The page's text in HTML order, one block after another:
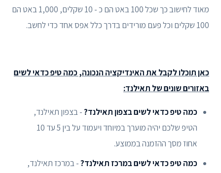
מאוד לחישוב כך שכל 100 באט הם כ - 10 שקלים, 1,000 באט הם
100 שקלים וכל פעם מורידים בדרך כלל אפס אחד כדי לחשב.
כאן תוכלו לקבל את האינדיקציה הנכונה, כמה טיפ כדאי לשים
באזורים שונים של תאילנד:
כמה טיפ כדאי לשים בצפון תאילנד?- בצפון תאילנד,
הטיפ שלכם יהיה מוערך במיוחד ויעמוד על בין 5 עד 10
אחוז מסך ההזמנה בממוצע.
כמה טיפ כדאי לשים במרכז תאילנד?- במרכז תאילנד,